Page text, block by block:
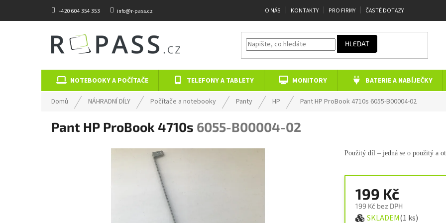
+420 604 354 353 info@r-pass.cz O NÁS KONTAKTY PRO FIRMY ČASTÉ DOTAZY
HLEDAT
NOTEBOOKY A POČÍTAČE TELEFONY A TABLETY MONITORY BATERIE A NABÍJEČKY
Domů NÁHRADNÍ DÍLY Počítače a notebooky Panty HP Pant HP ProBook 4710s 6055-B00004-02
Pant HP ProBook 4710s 6055-B00004-02
199 Kč
199 Kč bez DPH
Měrná cena:
SKLADEM(1 ks)
Použitý díl – jedná se o použitý a